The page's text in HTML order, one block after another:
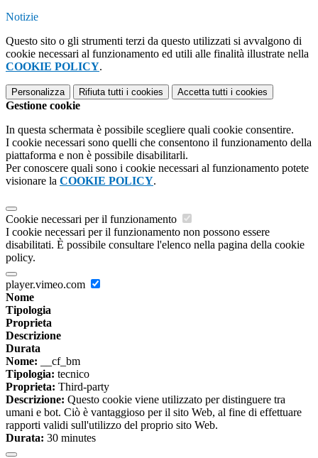
Notizie
Questo sito o gli strumenti terzi da questo utilizzati si avvalgono di
cookie necessari al funzionamento ed utili alle finalità illustrate nella
COOKIE POLICY.
Personalizza Rifiuta tutti i cookies Accetta tutti i cookies
Gestione cookie
In questa schermata è possibile scegliere quali cookie consentire.
I cookie necessari sono quelli che consentono il funzionamento della
piattaforma e non è possibile disabilitarli.
Per conoscere quali sono i cookie necessari al funzionamento potete
visionare la COOKIE POLICY.
Cookie necessari per il funzionamento
I cookie necessari per il funzionamento non possono essere
disabilitati. È possibile consultare l'elenco nella pagina della cookie
policy.
player.vimeo.com
Nome
Tipologia
Proprieta
Descrizione
Durata
Nome: __cf_bm
Tipologia: tecnico
Proprieta: Third-party
Descrizione: Questo cookie viene utilizzato per distinguere tra
umani e bot. Ciò è vantaggioso per il sito Web, al fine di effettuare
rapporti validi sull'utilizzo del proprio sito Web.
Durata: 30 minutes